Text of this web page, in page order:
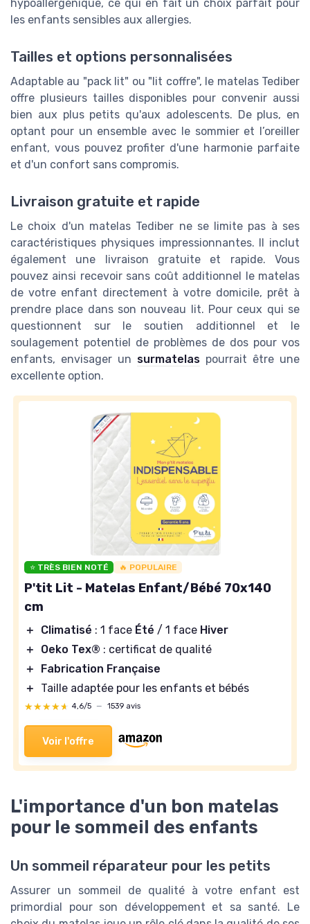
hypoallergénique, ce qui en fait un choix parfait pour
les enfants sensibles aux allergies.
Tailles et options personnalisées
Adaptable au "pack lit" ou "lit coffre", le matelas Tediber
offre plusieurs tailles disponibles pour convenir aussi
bien aux plus petits qu'aux adolescents. De plus, en
optant pour un ensemble avec le sommier et l’oreiller
enfant, vous pouvez profiter d'une harmonie parfaite
et d'un confort sans compromis.
Livraison gratuite et rapide
Le choix d'un matelas Tediber ne se limite pas à ses
caractéristiques physiques impressionnantes. Il inclut
également une livraison gratuite et rapide. Vous
pouvez ainsi recevoir sans coût additionnel le matelas
de votre enfant directement à votre domicile, prêt à
prendre place dans son nouveau lit. Pour ceux qui se
questionnent sur le soutien additionnel et le
soulagement potentiel de problèmes de dos pour vos
enfants, envisager un surmatelas pourrait être une
excellente option.
⭐ TRÈS BIEN NOTÉ 🔥 POPULAIRE
P'tit Lit - Matelas Enfant/Bébé 70x140
cm
＋ Climatisé : 1 face Été / 1 face Hiver
＋
Oeko Tex® : certificat de qualité
＋
Fabrication Française
＋
Taille adaptée pour les enfants et bébés
★★★★★
★★★★★ 4,6/5 — 1539 avis
Voir l'offre
L'importance d'un bon matelas
pour le sommeil des enfants
Un sommeil réparateur pour les petits
Assurer un sommeil de qualité à votre enfant est
primordial pour son développement et sa santé. Le